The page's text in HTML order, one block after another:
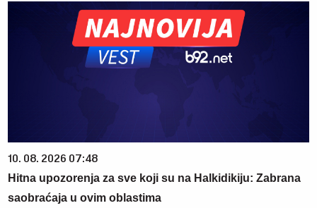
10. 08. 2026 07:48
Hitna upozorenja za sve koji su na Halkidikiju: Zabrana
saobraćaja u ovim oblastima